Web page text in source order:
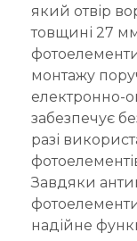
який отвір
товщині 27
монтажу
електронно-
забезпечує
разі
Завдяки
надійне